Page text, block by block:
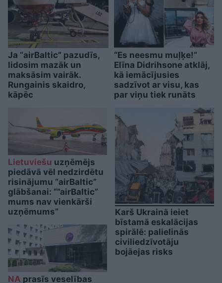
Ja “airBaltic” pazudīs,
lidosim mazāk un
maksāsim vairāk.
Rungainis skaidro,
kāpēc
“Es neesmu muļķe!”
Elīna Didrihsone atklāj,
kā iemācījusies
sadzīvot ar visu, kas
par viņu tiek runāts
Lietuviešu uzņēmējs
piedāvā vēl nedzirdētu
risinājumu “airBaltic”
glābšanai: “”airBaltic”
mums nav vienkārši
uzņēmums”
NA prasīs veselības
Karš Ukrainā ieiet
bīstamā eskalācijas
spirālē: palielinās
civiliedzīvotāju
bojāejas risks